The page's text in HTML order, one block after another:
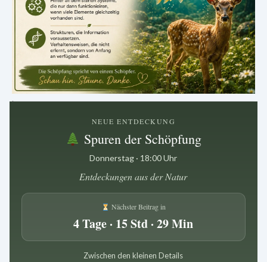
.
NEUE ENTDECKUNG
Spuren der Schöpfung
Donnerstag · 18:00 Uhr
Entdeckungen aus der Natur
Nächster Beitrag in
4 Tage · 15 Std · 29 Min
Zwischen den kleinen Details